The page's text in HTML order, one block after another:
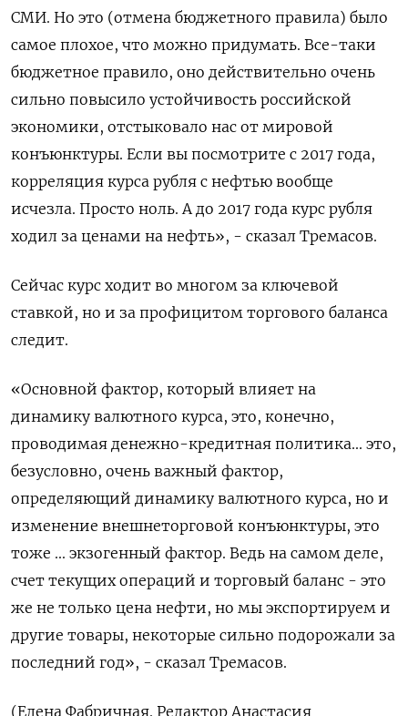
СМИ. Но это (отмена бюджетного правила) было
самое плохое, что можно придумать. Все-таки
бюджетное правило, оно действительно очень
сильно повысило устойчивость российской
экономики, отстыковало нас ​от мировой
конъюнктуры. Если вы посмотрите с ⁠2017 года,
корреляция курса рубля с нефтью вообще
исчезла. Просто ноль. А до 2017 года курс рубля
ходил за ценами на нефть», - сказал Тремасов.
Сейчас курс ходит во многом за ключевой
‌ставкой, но и за профицитом торгового баланса
следит.
«Основной фактор, который влияет на
динамику валютного курса, это, конечно,
проводимая денежно-кредитная политика... это,
‌безусловно, очень важный фактор,
определяющий динамику валютного курса, но и
изменение внешнеторговой конъюнктуры, это
тоже ... экзогенный фактор. Ведь на самом деле,
счет ​текущих операций и торговый баланс - это
же не только цена нефти, но мы экспортируем и
другие ‌товары, некоторые сильно подорожали за
последний год», - сказал Тремасов.
(Елена Фабричная. Редактор Анастасия